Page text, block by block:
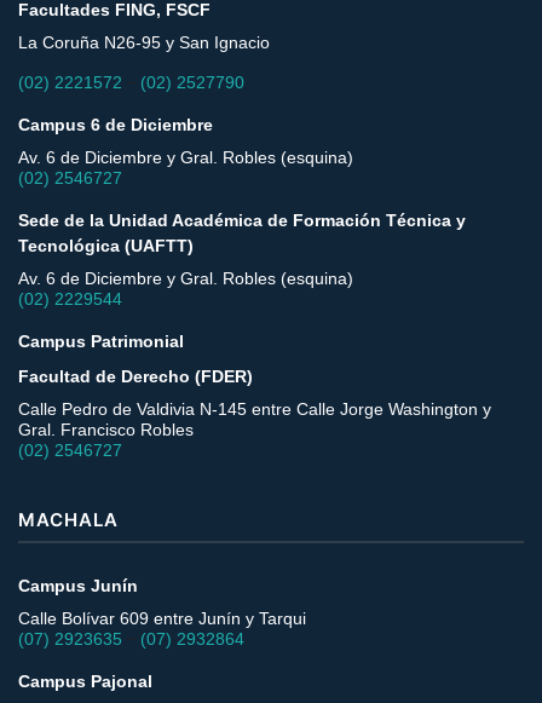
Facultades FING, FSCF
La Coruña N26-95 y San Ignacio
(02) 2221572 (02) 2527790
Campus 6 de Diciembre
Av. 6 de Diciembre y Gral. Robles (esquina)
(02) 2546727
Sede de la Unidad Académica de Formación Técnica y
Tecnológica (UAFTT)
Av. 6 de Diciembre y Gral. Robles (esquina)
(02) 2229544
Campus Patrimonial
Facultad de Derecho (FDER)
Calle Pedro de Valdivia N-145 entre Calle Jorge Washington y
Gral. Francisco Robles
(02) 2546727
MACHALA
Campus Junín
Calle Bolívar 609 entre Junín y Tarqui
(07) 2923635
(07) 2932864
Campus Pajonal